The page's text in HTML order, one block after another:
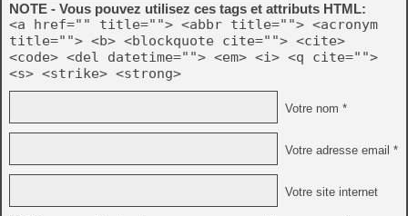
NOTE - Vous pouvez utilisez ces tags et attributs HTML:
<a href="" title=""> <abbr title=""> <acronym
title=""> <b> <blockquote cite=""> <cite>
<code> <del datetime=""> <em> <i> <q cite="">
<s> <strike> <strong>
Votre nom *
Votre adresse email *
Votre site internet